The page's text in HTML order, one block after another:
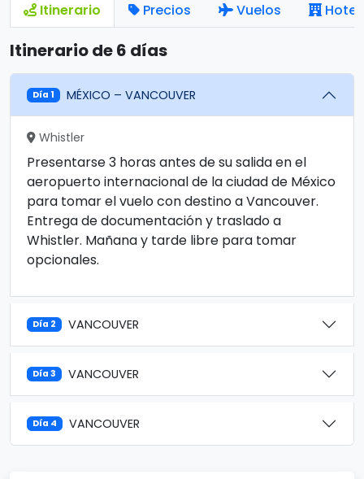
Itinerario Precios Vuelos
Itinerario de 6 días
Día 1 MÉXICO – VANCOUVER
Whistler
Presentarse 3 horas antes de su salida en el
aeropuerto internacional de la ciudad de México
para tomar el vuelo con destino a Vancouver.
Entrega de documentación y traslado a
Whistler. Mañana y tarde libre para tomar
opcionales.
Día 2 VANCOUVER
Día 3 VANCOUVER
Día 4 VANCOUVER